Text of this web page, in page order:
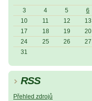
3
4 5 6
10
11 12 13
17
18 19 20
24
25 26 27
31
RSS
Přehled zdrojů